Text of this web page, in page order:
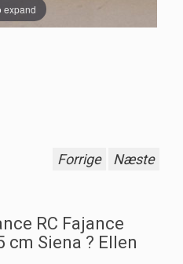
expand
Forrige Næste
RC Fajance
cm Siena ? Ellen